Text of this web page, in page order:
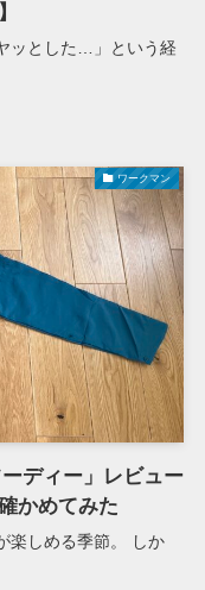
ッとした…」という経
ワークマン
ディー」レビュー
かめてみた
楽しめる季節。 しか